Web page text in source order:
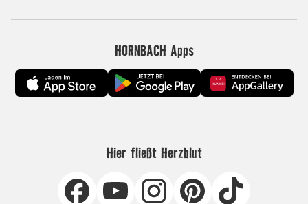
HORNBACH Apps
Hier fließt Herzblut